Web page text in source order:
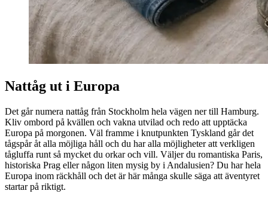
Nattåg ut i Europa
Det går numera nattåg från Stockholm hela vägen ner till Hamburg.
Kliv ombord på kvällen och vakna utvilad och redo att upptäcka
Europa på morgonen. Väl framme i knutpunkten Tyskland går det
tågspår åt alla möjliga håll och du har alla möjligheter att verkligen
tågluffa runt så mycket du orkar och vill. Väljer du romantiska Paris,
historiska Prag eller någon liten mysig by i Andalusien? Du har hela
Europa inom räckhåll och det är här många skulle säga att äventyret
startar på riktigt.